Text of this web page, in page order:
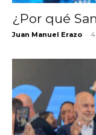
¿Por qué
Juan Manuel Erazo - 4